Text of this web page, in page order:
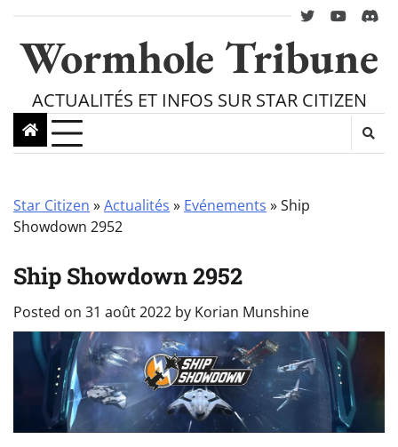
content
twitteryoutube
Wormhole Tribune
ACTUALITÉS ET INFOS SUR STAR CITIZEN
Star Citizen »Actualités » Evénements »Ship
Showdown 2952
Ship Showdown 2952
Posted on 31 août 2022 by Korian Munshine